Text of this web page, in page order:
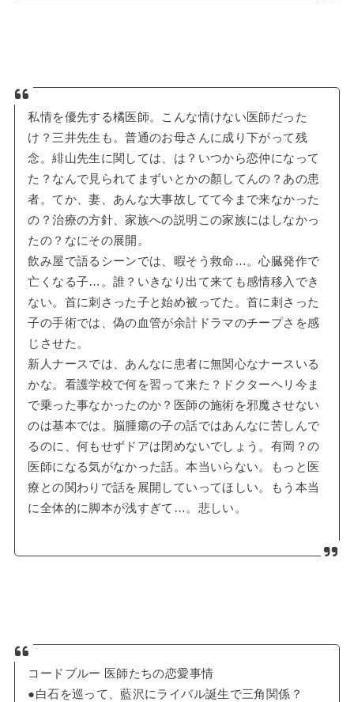
私情を優先する橘医師。こんな情けない医師だった
け？三井先生も。普通のお母さんに成り下がって残
念。緋山先生に関しては、は？いつから恋仲になって
た？なんで見られてまずいとかの顏してんの？あの患
者。てか、妻、あんな大事故してて今まで来なかった
の？治療の方針、家族への説明この家族にはしなかっ
たの？なにその展開。
飲み屋で語るシーンでは、暇そう救命…。心臓発作で
亡くなる子…。誰？いきなり出て来ても感情移入でき
ない。首に刺さった子と始め被ってた。首に刺さった
子の手術では、偽の血管が余計ドラマのチープさを感
じさせた。
新人ナースでは、あんなに患者に無関心なナースいる
かな。看護学校で何を習って来た？ドクターヘリ今ま
で乗った事なかったのか？医師の施術を邪魔させない
のは基本では。脳腫瘍の子の話ではあんなに苦しんで
るのに、何もせずドアは閉めないでしょう。有岡？の
医師になる気がなかった話。本当いらない。もっと医
療との関わりで話を展開していってほしい。もう本当
に全体的に脚本が浅すぎて…。悲しい。
コードブルー 医師たちの恋愛事情
●白石を巡って、藍沢にライバル誕生で三角関係？